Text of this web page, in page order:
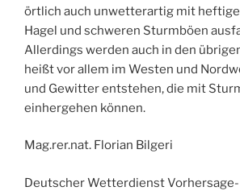
örtlich auch unwetterartig mit
Hagel und schweren Sturmböen
Allerdings werden auch in den
heißt vor allem im Westen und
und Gewitter entstehen, die mit
einhergehen können.
Mag.rer.nat. Florian Bilgeri
Deutscher Wetterdienst Vorhersage-